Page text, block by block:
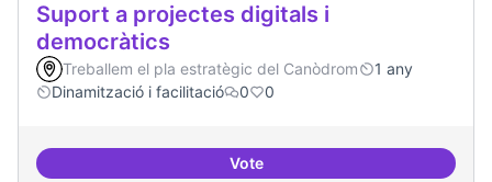
Suport a projectes digitals i
democràtics
Treballem el pla estratègic del Canòdrom
1 any
Dinamització i facilitació
0 0
VoteSuport a projectes digitals i